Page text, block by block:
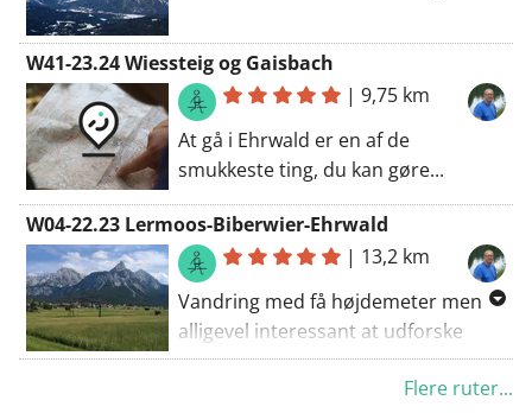
W41-23.24 Wiessteig og Gaisbach
|9,75 km
At gå i Ehrwald er en af de
smukkeste ting, du kan gøre...
W04-22.23 Lermoos-Biberwier-Ehrwald
| 13,2 km
Vandring med få højdemeter men
alligevel interessant at udforske
området.
Flere ruter...